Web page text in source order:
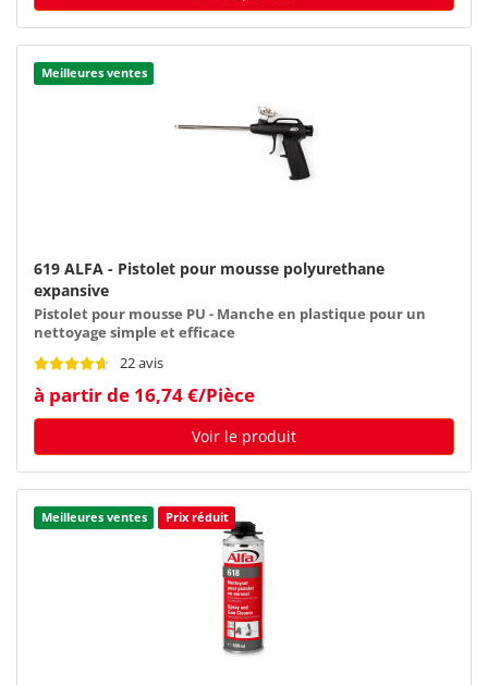
Meilleures ventes
619 ALFA - Pistolet pour mousse polyurethane
expansive
Pistolet pour mousse PU - Manche en plastique pour un
nettoyage simple et efficace
22 avis
à partir de 16,74 €/Pièce
Voir le produit
Meilleures ventes Prix réduit